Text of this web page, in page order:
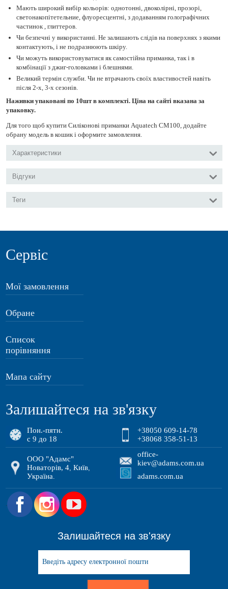
Мають широкий вибір кольорів: однотонні, двоколірні, прозорі,
светонакопітетельние, флуоресцентні, з додаванням голографічних
частинок , глиттеров.
Чи безпечні у використанні. Не залишають слідів на поверхнях з якими
контактують, і не подразнюють шкіру.
Чи можуть використовуватися як самостійна приманка, так і в
комбінації з джиг-головками і блешнями.
Великий термін служби. Чи не втрачають своїх властивостей навіть
після 2-х, 3-х сезонів.
Наживки упаковані по 10шт в комплекті. Ціна на сайті вказана за
упаковку.
Для того щоб купити Силіконові приманки Aquatech СМ100, додайте
обрану модель в кошик і оформите замовлення.
Характеристики
Відгуки
Теги
Сервіс
Мої замовлення
Обране
Список
порівняння
Мапа сайту
Залишайтеся на зв'язку
Пон.-пятн.
с 9 до 18
+38050 609-14-78
+38068 358-51-13
ООО "Адамс"
Новаторів, 4 ,Київ
Україна
office-
kiev@adams.com.ua
adams.com.ua
.
Залишайтеся на зв'язку